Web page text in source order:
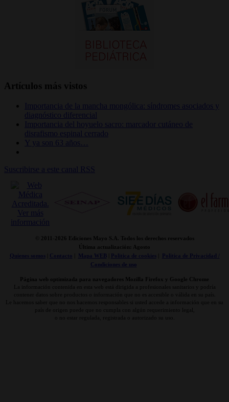
Artículos más vistos
Importancia de la mancha mongólica: síndromes asociados y
diagnóstico diferencial
Importancia del hoyuelo sacro: marcador cutáneo de
disrafismo espinal cerrado
Y ya son 63 años…
Suscribirse a este canal RSS
© 2011- 2026 Ediciones Mayo S.A. Todos los derechos reservados
Última actualización: Agosto
Quienes somos| Contacto Mapa WEB| Politica de cookies|
Politica de Privacidad /
Condiciones de uso
Página web optimizada para navegadores Mozilla Firefox y Google Chrome
La información contenida en esta web está dirigida a profesionales sanitarios y podría
contener datos sobre productos o información que no es accesible o válida en su país.
Le hacemos saber que no nos hacemos responsables si usted accede a información que en su
país de origen puede que no cumpla con algún requerimiento legal,
o no estar regulada, registrada o autorizado su uso.